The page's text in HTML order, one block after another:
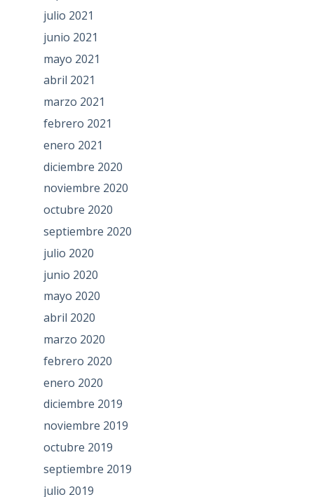
julio 2021
junio 2021
mayo 2021
abril 2021
marzo 2021
febrero 2021
enero 2021
diciembre 2020
noviembre 2020
octubre 2020
septiembre 2020
julio 2020
junio 2020
mayo 2020
abril 2020
marzo 2020
febrero 2020
enero 2020
diciembre 2019
noviembre 2019
octubre 2019
septiembre 2019
julio 2019